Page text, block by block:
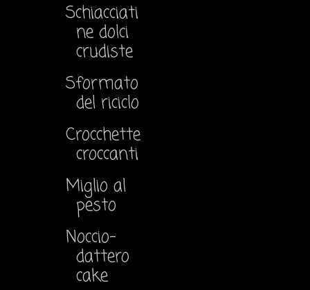
Schiacciati
ne dolci
crudiste
Sformato
del riciclo
Crocchette
croccanti
Miglio al
pesto
Noccio-
dattero
cake